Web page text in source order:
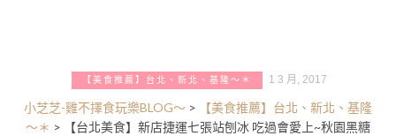
【美食推薦】台北、新北、基隆～＊ 1 3 月, 2017
小芝芝-雞不擇食玩樂BLOG～>
【美食推薦】台北、新北、基隆
～＊ >
【台北美食】新店捷運七張站刨冰 吃過會愛上~秋園黑糖